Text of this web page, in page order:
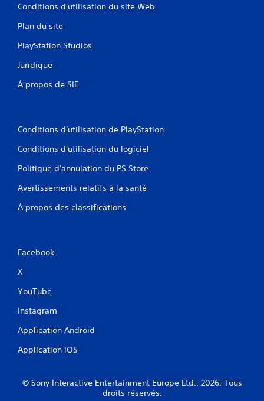
Conditions d'utilisation du site Web
Plan du site
PlayStation Studios
Juridique
À propos de SIE
Conditions d'utilisation de PlayStation
Conditions d'utilisation du logiciel
Politique d'annulation du PS Store
Avertissements relatifs à la santé
À propos des classifications
Facebook
X
YouTube
Instagram
Application Android
Application iOS
© Sony Interactive Entertainment Europe Ltd., 2026. Tous
droits réservés.